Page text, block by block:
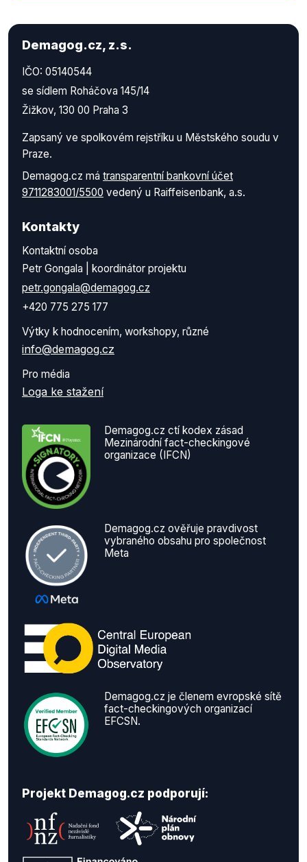
Demagog.cz, z.s.
IČO: 05140544
se sídlem Roháčova 145/14
Žižkov, 130 00 Praha 3
Zapsaný ve spolkovém rejstříku u Městského soudu v
Praze.
Demagog.cz má transparentní bankovní účet
9711283001/5500 vedený u Raiffeisenbank, a.s.
Kontakty
Kontaktní osoba
Petr Gongala | koordinátor projektu
petr.gongala@demagog.cz
+420 775 275 177
Výtky k hodnocením, workshopy, různé
info@demagog.cz
Pro média
Loga ke stažení
Demagog.cz ctí kodex zásad
Mezinárodní fact-checkingové
organizace (IFCN)
Demagog.cz ověřuje pravdivost
vybraného obsahu pro společnost
Meta
Demagog.cz je členem evropské sítě
fact-checkingových organizací
EFCSN.
Projekt Demagog.cz podporují: